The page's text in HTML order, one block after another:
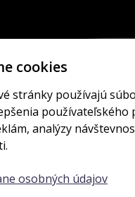
cookies
stránky používajú
analýzy
osobných údajov